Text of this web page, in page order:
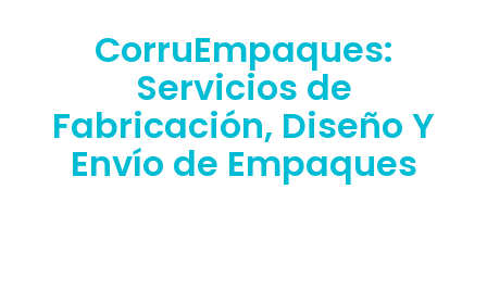
CorruEmpaques:
Servicios de
Fabricación, Diseño Y
Envío de Empaques